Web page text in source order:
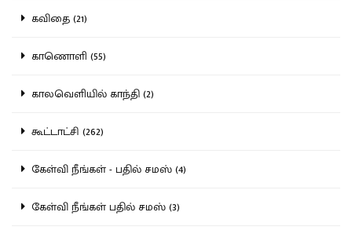
கவிதை (21)
காணொளி (55)
காலவெளியில் காந்தி (2)
கூட்டாட்சி (262)
கேள்வி நீங்கள் - பதில் சமஸ் (4)
கேள்வி நீங்கள் பதில் சமஸ் (3)